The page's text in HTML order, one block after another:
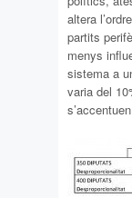
altera
partits
menys
sistema a
varia del